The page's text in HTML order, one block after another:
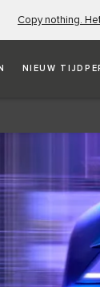
Copy nothing.
NIEUW